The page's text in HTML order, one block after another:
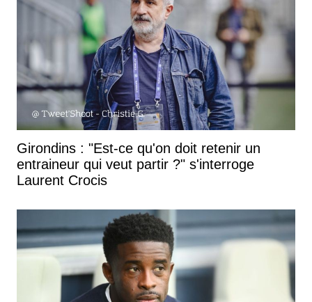
Girondins : "Est-ce qu'on doit retenir un
entraineur qui veut partir ?" s'interroge
Laurent Crocis